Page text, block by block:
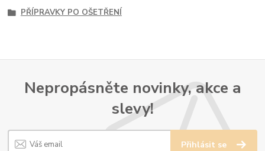
PŘÍPRAVKY PO OŠETŘENÍ
Nepropásněte novinky, akce a
slevy!
Přihlásit se